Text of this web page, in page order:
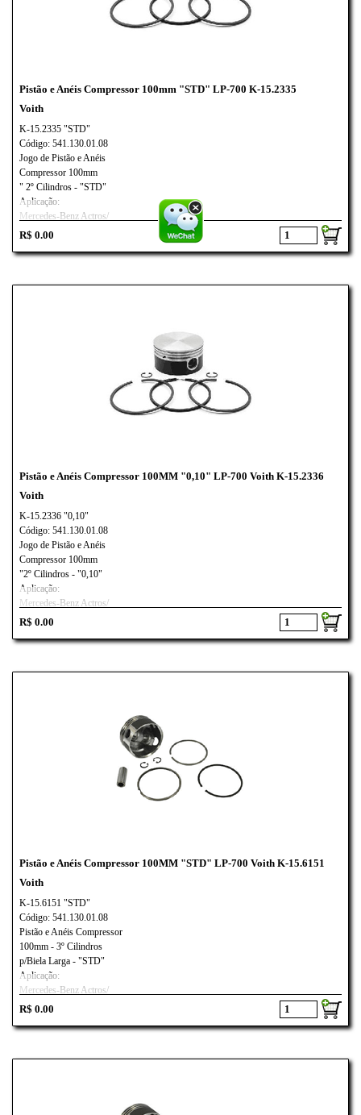
Pistão e Anéis Compressor 100mm "STD" LP-700 K-15.2335
Voith
K-15.2335 "STD"
Código: 541.130.01.08
Jogo de Pistão e Anéis
Compressor 100mm
" 2º Cilindros - "STD"
Aplicação:
Mercedes-Benz Actros/
Voith LP-700
R$ 0.00
Pistão e Anéis Compressor 100MM "0,10" LP-700 Voith K-15.2336
Voith
K-15.2336 "0,10"
Código: 541.130.01.08
Jogo de Pistão e Anéis
Compressor 100mm
"2º Cilindros - "0,10"
Aplicação:
Mercedes-Benz Actros/
Voith LP-700
R$ 0.00
Pistão e Anéis Compressor 100MM "STD" LP-700 Voith K-15.6151
Voith
K-15.6151 "STD"
Código: 541.130.01.08
Pistão e Anéis Compressor
100mm - 3º Cilindros
p/Biela Larga - "STD"
Aplicação:
Mercedes-Benz Actros/
Voith LP-700
R$ 0.00